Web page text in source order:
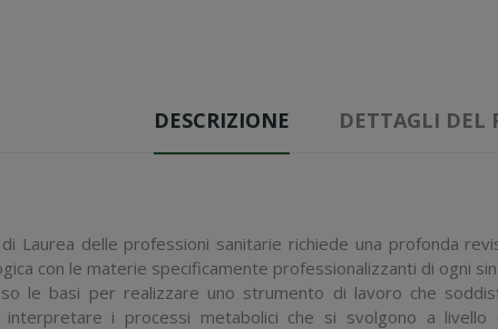
DESCRIZIONE DETTAGLI DEL
Laurea delle professioni sanitarie richiede una profonda
con le materie specificamente professionalizzanti di ogni
le basi per realizzare uno strumento di lavoro che
i processi metabolici che si svolgono a